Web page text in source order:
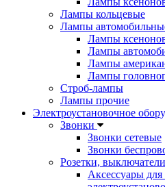
Лампы кольцевые
Лампы
Лампы
Лампы
Лампы
Лампы
Строб-лампы
Лампы прочие
Электроустановочное
Звонки
Звонки сетевые
Звонки
Розетки,
Аксессуары для